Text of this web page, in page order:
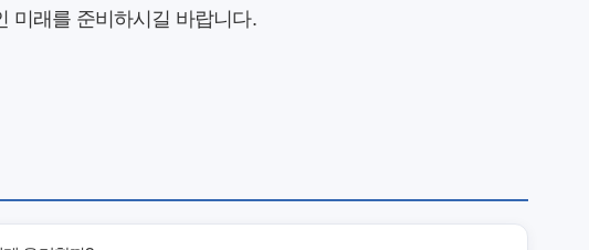
미래를 준비하시길 바랍니다.